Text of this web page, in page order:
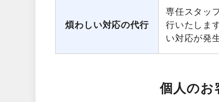
煩わしい対応の代行
専任スタッ
行いたしま
い対応が発
個人のお